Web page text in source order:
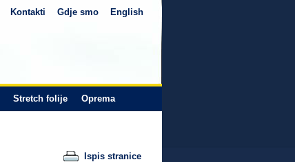
Kontakti Gdje smo English
Stretch folije Oprema
Ispis stranice